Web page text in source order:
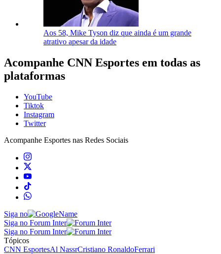
Aos 58, Mike Tyson diz que ainda é um grande
atrativo apesar da idade
Acompanhe CNN Esportes em todas as
plataformas
YouTube
Tiktok
Instagram
Twitter
Acompanhe Esportes nas Redes Sociais
Siga no
Siga no Forum Inter
Siga no Forum Inter
Tópicos
CNN EsportesAl NassrCristiano RonaldoFerrari